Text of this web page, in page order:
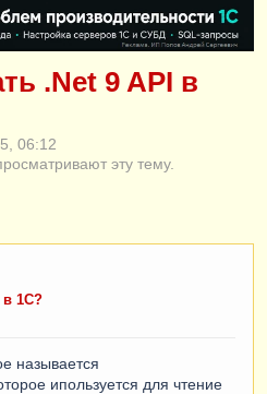
.Net 9 API в
06:12
эту тему.
в 1С?
называется
ипользуется для чтение